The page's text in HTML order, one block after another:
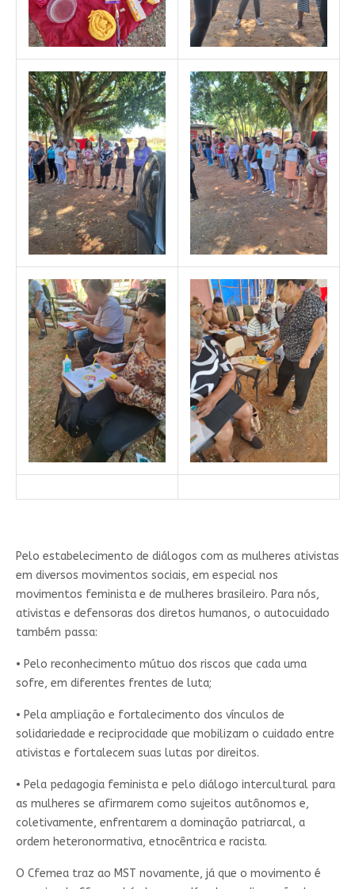
Pelo estabelecimento de diálogos com as mulheres ativistas
em diversos movimentos sociais, em especial nos
movimentos feminista e de mulheres brasileiro. Para nós,
ativistas e defensoras dos diretos humanos, o autocuidado
também passa:
• Pelo reconhecimento mútuo dos riscos que cada uma
sofre, em diferentes frentes de luta;
• Pela ampliação e fortalecimento dos vínculos de
solidariedade e reciprocidade que mobilizam o cuidado entre
ativistas e fortalecem suas lutas por direitos.
• Pela pedagogia feminista e pelo diálogo intercultural para
as mulheres se afirmarem como sujeitos autônomos e,
coletivamente, enfrentarem a dominação patriarcal, a
ordem heteronormativa, etnocêntrica e racista.
O Cfemea traz ao MST novamente, já que o movimento é